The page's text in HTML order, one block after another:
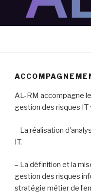
contenu
AL-RM accompagne
gestion des risques IT
– La réalisation
IT.
– La définition et la
gestion des risques
stratégie métier de